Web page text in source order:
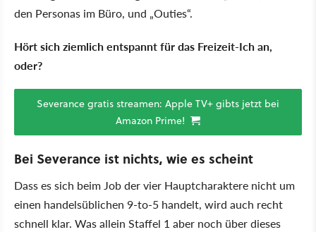
den Personas im Büro, und „Outies“.
Hört sich ziemlich entspannt für das Freizeit-Ich an,
oder?
Severance gratis streamen: Apple TV+ gibts jetzt bei
Amazon Prime!
Bei Severance ist nichts, wie es scheint
Dass es sich beim Job der vier Hauptcharaktere nicht um
einen handelsüblichen 9-to-5 handelt, wird auch recht
schnell klar. Was allein Staffel 1 aber noch über dieses